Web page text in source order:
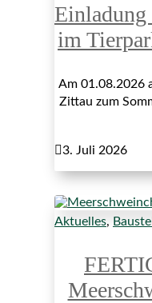
Einladung
im
Am 01.08.2026
Zittau zum
3. Juli 2026
Aktuelles,